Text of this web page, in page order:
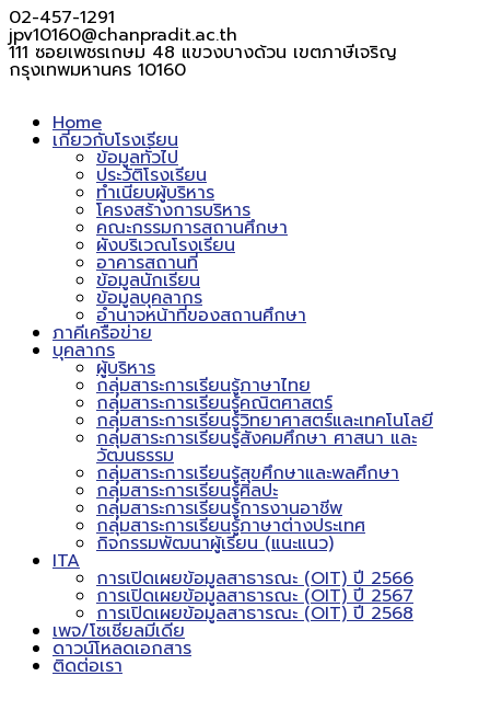
02-457-1291
jpv10160@chanpradit.ac.th
111 ซอยเพชรเกษม 48 แขวงบางด้วน เขตภาษีเจริญ
กรุงเทพมหานคร 10160
Home
เกี่ยวกับโรงเรียน
ข้อมูลทั่วไป
ประวัติโรงเรียน
ทำเนียบผู้บริหาร
โครงสร้างการบริหาร
คณะกรรมการสถานศึกษา
ผังบริเวณโรงเรียน
อาคารสถานที่
ข้อมูลนักเรียน
ข้อมูลบุคลากร
อำนาจหน้าที่ของสถานศึกษา
ภาคีเครือข่าย
บุคลากร
ผู้บริหาร
กลุ่มสาระการเรียนรู้ภาษาไทย
กลุ่มสาระการเรียนรู้คณิตศาสตร์
กลุ่มสาระการเรียนรู้วิทยาศาสตร์และเทคโนโลยี
กลุ่มสาระการเรียนรู้สังคมศึกษา ศาสนา และ
วัฒนธรรม
กลุ่มสาระการเรียนรู้สุขศึกษาและพลศึกษา
กลุ่มสาระการเรียนรู้ศิลปะ
กลุ่มสาระการเรียนรู้การงานอาชีพ
กลุ่มสาระการเรียนรู้ภาษาต่างประเทศ
กิจกรรมพัฒนาผู้เรียน (แนะแนว)
ITA
การเปิดเผยข้อมูลสาธารณะ (OIT) ปี 2566
การเปิดเผยข้อมูลสาธารณะ (OIT) ปี 2567
การเปิดเผยข้อมูลสาธารณะ (OIT) ปี 2568
เพจ/โซเชียลมีเดีย
ดาวน์โหลดเอกสาร
ติดต่อเรา